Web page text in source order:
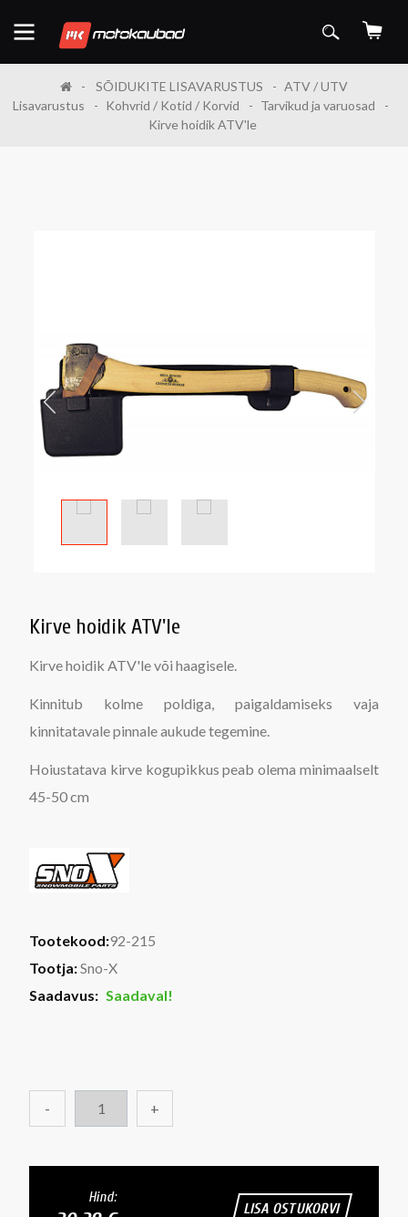
SÕIDUKITE LISAVARUSTUS
ATV / UTV
Lisavarustus
Kohvrid / Kotid / Korvid
Tarvikud ja varuosad
Kirve hoidik ATV'le
Kirve hoidik ATV'le
Kirve hoidik ATV'le või haagisele.
Kinnitub kolme poldiga, paigaldamiseks vaja
kinnitatavale pinnale aukude tegemine.
Hoiustatava kirve kogupikkus peab olema minimaalselt
45-50 cm
Tootekood:92-215
Tootja:Sno-X
Saadavus: Saadaval!
- +
Hind:
LISA OSTUKORVI